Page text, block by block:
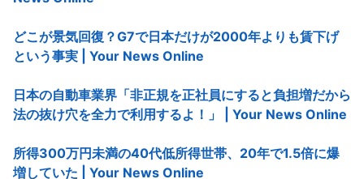
どこが景気回復？G7で日本だけが2000年よりも賃下げ
という事実 | Your News Online
日本の自動車業界「非正規を正社員にすると負担増だから
法の抜け穴を全力で利用するよ！」 | Your News Online
所得300万円未満の40代低所得世帯、20年で1.5倍に爆
増していた | Your News Online